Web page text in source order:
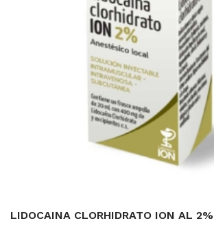
LIDOCAINA CLORHIDRATO ION AL 2%